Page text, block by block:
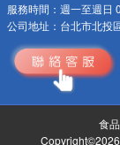
服務時間： 週一至週日
公司地址： 台北市北投
食